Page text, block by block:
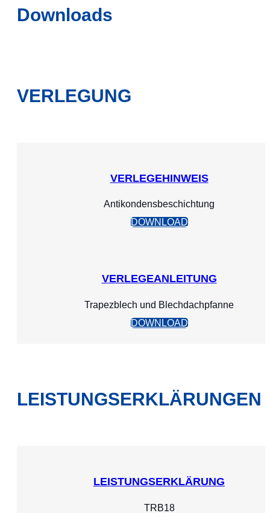
Downloads
VERLEGUNG
VERLEGEHINWEIS
Antikondensbeschichtung
DOWNLOAD
VERLEGEANLEITUNG
Trapezblech und Blechdachpfanne
DOWNLOAD
LEISTUNGSERKLÄRUNGEN
LEISTUNGSERKLÄRUNG
TRB18